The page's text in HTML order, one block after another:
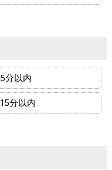
5分以内
15分以内